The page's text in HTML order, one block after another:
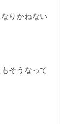
りかねない
そうなって